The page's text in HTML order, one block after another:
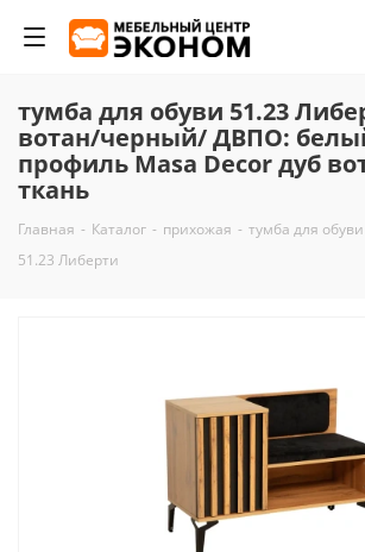
тумба для обуви 51.23
вотан/черный/ ДВПО:
профиль Masa Decor дуб
ткань
Главная - Каталог - прихожая - тумба для обуви
51.23 Либерти